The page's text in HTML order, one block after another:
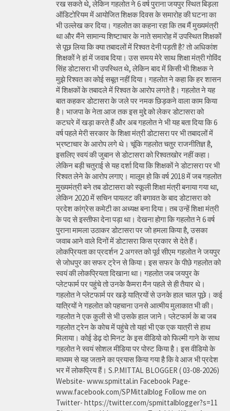
रख सकते थे, लेकिन गहलोत ने 6 वर्ष पुराना जयपुर स्थित बिड़ला
ऑडिटोरियम में आयोजित शिक्षक दिवस के समारोह की घटना का
भी उल्लेख कर दिया। गहलोत का कहना रहा कि तब मैं मुख्यमंत्री
था और मैंने सामान्य शिष्टाचार के नाते समारोह में उपस्थित शिक्षकों
से पूछ लिया कि क्या तबादलों में रिश्वत देनी पड़ती है? तो अधिकांश
शिक्षकों ने हां में जवाब दिया। उस समय मेरे साथ शिक्षा मंत्री गोविंद
सिंह डोटासरा भी उपस्थित थे, लेकिन बाद में किसी भी शिक्षक ने
मुझे रिश्वत का कोई सबूत नहीं दिया। गहलोत ने कहा कि हर शासन
में शिक्षकों के तबादले में रिश्वत के आरोप लगते है। गहलोत ने यह
बात कहकर डोटासरा के जले पर नमक छिड़कने वाला काम किया
है। भाजपा के नेता आज तक इस मुद्दे को लेकर डोटासरा को
कटघरे में खड़ा करते हैं और अब गहलोत ने भी यह बता दिया कि 6
वर्ष पहले मेरी सरकार के शिक्षा मंत्री डोटासरा पर भी तबादलों में
भ्रष्टाचार के आरोप लगे थे। चूंकि गहलोत चतुर राजनीतिज्ञ है,
इसलिए स्वयं की जुबान से डोटासरा को रिश्वतखोर नहीं कहा।
लेकिन बड़ी चतुराई से यह दर्शा दिया कि शिक्षकों ने डोटासरा पर भी
रिश्वत लेने के आरोप लगाए। मालूम हो कि वर्ष 2018 में जब गहलोत
मुख्यमंत्री बने तब डोटासरा को स्कूली शिक्षा मंत्री बनाया गया था,
लेकिन 2020 में सचिन पायलट की बगावत के बाद डोटासरा को
प्रदेश कांग्रेस कमेटी का अध्यक्ष बना दिया। तब उन्हें शिक्षा मंत्री
के पद से इस्तीफा देना पड़ा था। देखना होगा कि गहलोत ने 6 वर्ष
पुराना मामला उठाकर डोटासरा पर जो हमला किया है, उसका
जवाब आने वाले दिनों में डोटासरा किस प्रकार से देते हैं।
लोकप्रियता का प्रदर्शन 2 अगस्त को पूर्व सीएम गहलोत ने जयपुर
से जोधपुर का सफर ट्रेन से किया। इस सफर के पीछे गहलोत को
स्वयं की लोकप्रियता दिखाना था। गहलोत जब जयपुर के
प्लेटफार्म पर पहुंचे तो उनके कैमरा मैन पहले से ही तैयार थे।
गहलोत ने प्लेटफार्म पर खड़े यात्रियों से उनके हाल चाल पूछे। कई
यात्रियों ने गहलोत को पहचाना उनसे आत्मीय मुलाकात भी की।
गहलोत ने एक कुली से भी उसके हाल जाने। प्लेटफार्म के बा जब
गहलोत ट्रेन के कोच में पहुंचे तो यहां भी एक एक यात्री से हाथ
मिलाया। कोई डेढ़ दो मिनट के इस वीडियो को फिल्मी गाने के साथ
गहलोत ने स्वयं सोशल मीडिया पर पोस्ट किया है। इस वीडियो के
माध्यम से यह जताने का प्रयास किया गया है कि वे आज भी प्रदेश
भर में लोकप्रिय हैं। S.P.MITTAL BLOGGER ( 03-08-2026)
Website- www.spmittal.in Facebook Page-
www.facebook.com/SPMittalblog Follow me on
Twitter- https://twitter.com/spmittalblogger?s=11